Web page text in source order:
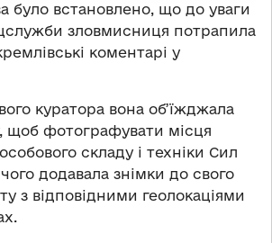
було встановлено, що до уваги
зловмисниця потрапила
коментарі у
куратора вона об’їжджала
щоб фотографувати місця
складу і техніки Сил
додавала знімки до свого
з відповідними геолокаціями